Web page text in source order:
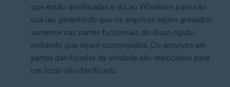
que estão danificadas e diz ao Windows para não
usá-las, garantindo que os arquivos sejam gravados
somente nas partes funcionais do disco rígido,
evitando que sejam corrompidos. Os arquivos em
partes danificadas da unidade são realocados para
um local não danificado.